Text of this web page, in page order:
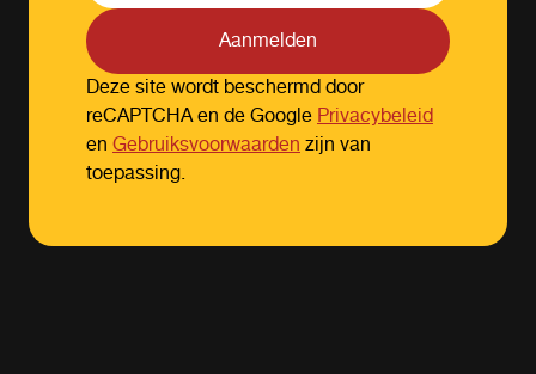
Aanmelden
Deze site wordt beschermd door
reCAPTCHA en de GooglePrivacybeleid
en Gebruiksvoorwaardenzijn van
toepassing.